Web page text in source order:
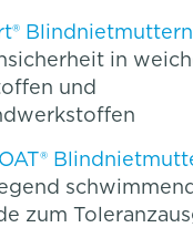
Blindnietmuttern
in
und
zum